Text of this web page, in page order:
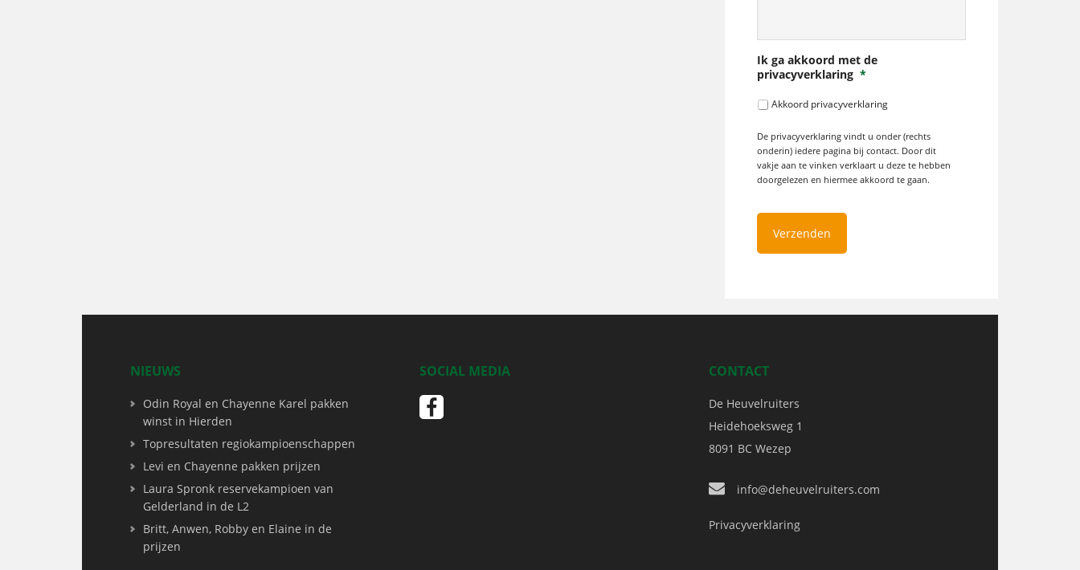
Ik ga akkoord met de
privacyverklaring *
Akkoord privacyverklaring
De privacyverklaring vindt u onder (rechts
onderin) iedere pagina bij contact. Door dit
vakje aan te vinken verklaart u deze te hebben
doorgelezen en hiermee akkoord te gaan.
NIEUWS
Odin Royal en Chayenne Karel pakken
winst in Hierden
Topresultaten regiokampioenschappen
Levi en Chayenne pakken prijzen
Laura Spronk reservekampioen van
Gelderland in de L2
Britt, Anwen, Robby en Elaine in de
prijzen
SOCIAL MEDIA CONTACT
De Heuvelruiters
Heidehoeksweg 1
8091 BC Wezep
info@deheuvelruiters.com
Privacyverklaring